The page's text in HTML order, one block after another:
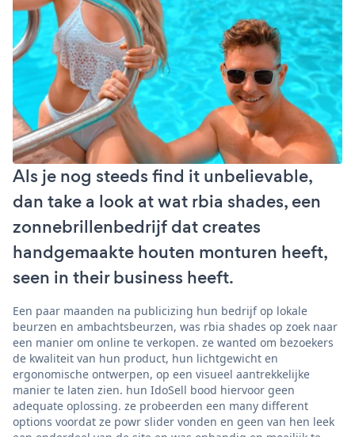
Als je nog steeds find it unbelievable,
dan take a look at wat rbia shades, een
zonnebrillenbedrijf dat creates
handgemaakte houten monturen heeft,
seen in their business heeft.
Een paar maanden na publicizing hun bedrijf op lokale
beurzen en ambachtsbeurzen, was rbia shades op zoek naar
een manier om online te verkopen. ze wanted om bezoekers
de kwaliteit van hun product, hun lichtgewicht en
ergonomische ontwerpen, op een visueel aantrekkelijke
manier te laten zien. hun IdoSell bood hiervoor geen
adequate oplossing. ze probeerden een many different
options voordat ze powr slider vonden en geen van hen leek